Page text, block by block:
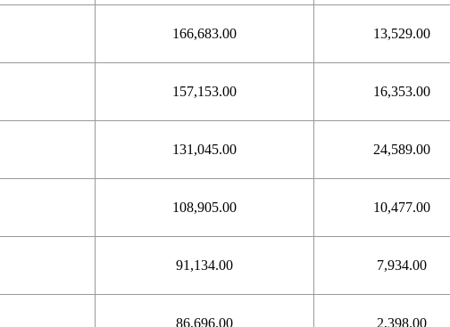
166,683.00 13,529.00
157,153.00 16,353.00
131,045.00 24,589.00
108,905.00 10,477.00
91,134.00 7,934.00
86,696.00 2,398.00